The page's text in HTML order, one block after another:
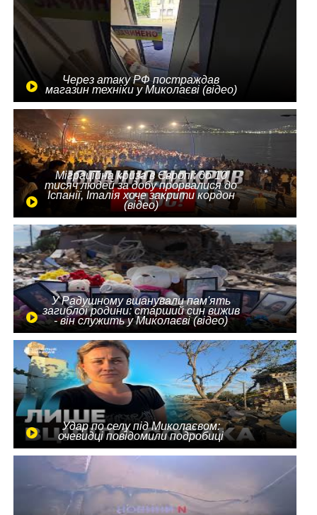
Через атаку РФ постраждав
магазин техніки у Миколаєві (відео)
Міграційна криза в Європі: до 10
тисяч людей за добу прорвалися до
Іспанії, Італія хоче закрити кордон
(відео)
У Радушному вшанували пам'ять
загиблої родини: старший син вижив
- він служить у Миколаєві (відео)
Удар по селу під Миколаєвом:
очевидці повідомили подробиці